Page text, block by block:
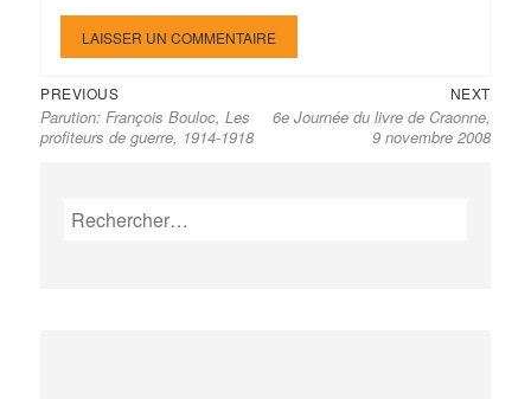
Navigation
de
l’article
PREVIOUSPrevious
post:
Parution: François Bouloc, Les
profiteurs de guerre, 1914-1918
NEXTNext
6e Journée du livre de Craonne,
9 novembre 2008
Rechercher :